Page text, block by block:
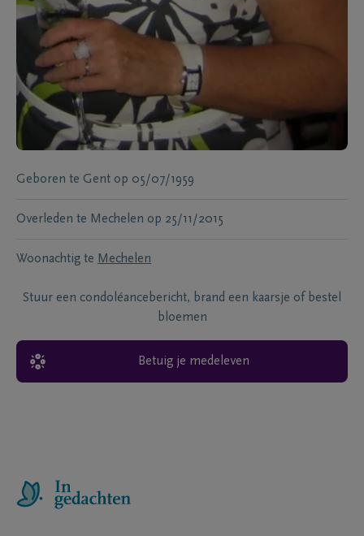
Geboren te Gent op 05/07/1959
Overleden te Mechelen op 25/11/2015
Woonachtig te Mechelen
Stuur een condoléancebericht, brand een kaarsje of bestel
bloemen
Betuig je medeleven